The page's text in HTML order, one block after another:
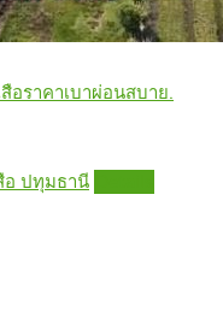
ราคาเบาผ่อนสบาย.
อ ปทุมธานี